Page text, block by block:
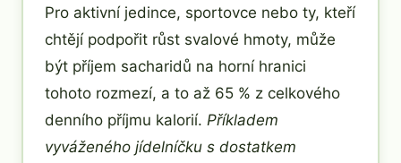
Pro aktivní jedince, sportovce nebo ty, kteří
chtějí podpořit růst svalové hmoty, může
být příjem sacharidů na horní hranici
tohoto rozmezí, a to až 65 % z celkového
denního příjmu kalorií. Příkladem
vyváženého jídelníčku s dostatkem